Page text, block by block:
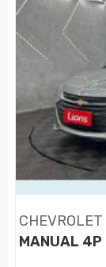
CHEVROLET
MANUAL 4P